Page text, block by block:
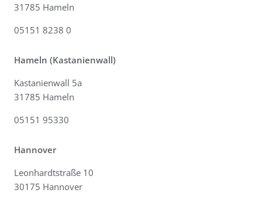
31785 Hameln
05151 8238 0
Hameln (Kastanienwall)
Kastanienwall 5a
31785 Hameln
05151 95330
Hannover
Leonhardtstraße 10
30175 Hannover